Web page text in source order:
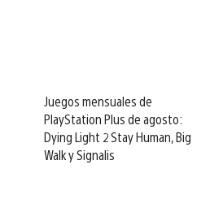
Juegos mensuales de
PlayStation Plus de agosto:
Dying Light 2 Stay Human, Big
Walk y Signalis